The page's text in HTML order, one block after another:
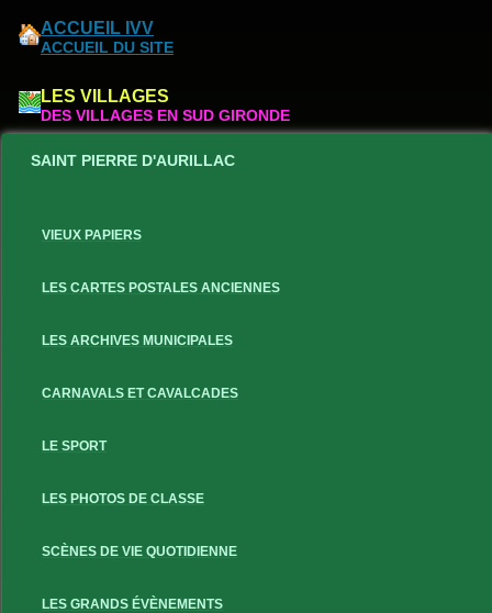
ACCUEIL IVV
ACCUEIL DU SITE
LES VILLAGES
DES VILLAGES EN SUD GIRONDE
SAINT PIERRE D'AURILLAC
VIEUX PAPIERS
LES CARTES POSTALES ANCIENNES
LES ARCHIVES MUNICIPALES
CARNAVALS ET CAVALCADES
LE SPORT
LES PHOTOS DE CLASSE
SCÈNES DE VIE QUOTIDIENNE
LES GRANDS ÉVÈNEMENTS